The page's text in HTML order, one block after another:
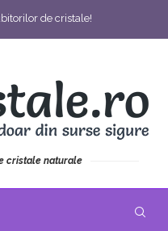
de cristale!
cristale naturale